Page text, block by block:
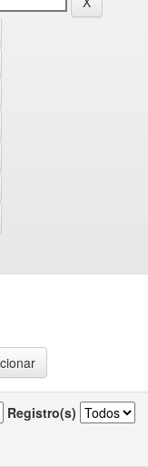
Registro(s)